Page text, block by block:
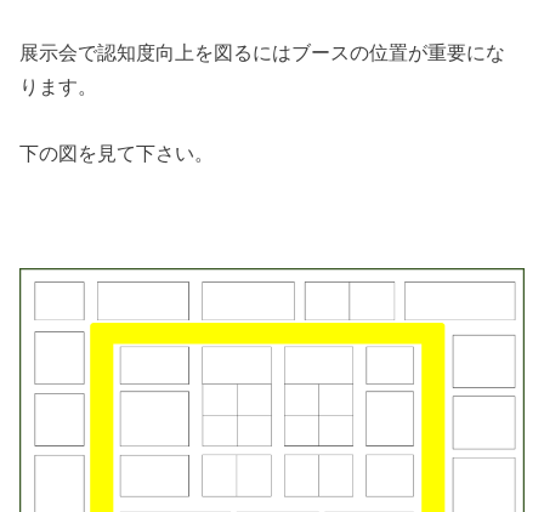
展示会で認知度向上を図るにはブースの位置が重要にな
ります。
下の図を見て下さい。